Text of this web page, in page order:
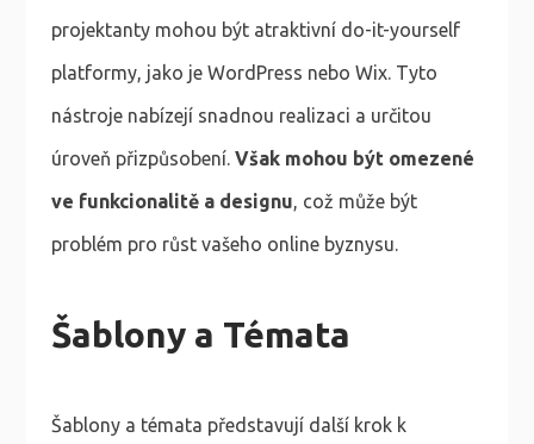
projektanty mohou být atraktivní do-it-yourself
platformy, jako je WordPress nebo Wix. Tyto
nástroje nabízejí snadnou realizaci a určitou
úroveň přizpůsobení. Však mohou být omezené
ve funkcionalitě a designu, což může být
problém pro růst vašeho online byznysu.
Šablony a Témata
Šablony a témata představují další krok k